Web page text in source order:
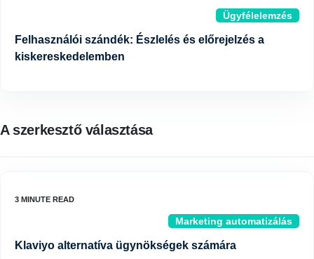
Ügyfélelemzés
Felhasználói szándék: Észlelés és előrejelzés a
kiskereskedelemben
A szerkesztő választása
Marketing automatizálás
Klaviyo alternatíva ügynökségek számára